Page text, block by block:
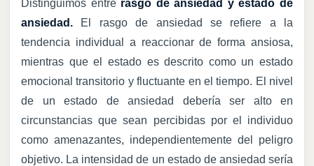
Distinguimos entre rasgo de ansiedad y estado de
ansiedad. El rasgo de ansiedad se refiere a la
tendencia individual a reaccionar de forma ansiosa,
mientras que el estado es descrito como un estado
emocional transitorio y fluctuante en el tiempo. El nivel
de un estado de ansiedad debería ser alto en
circunstancias que sean percibidas por el individuo
como amenazantes, independientemente del peligro
objetivo. La intensidad de un estado de ansiedad sería